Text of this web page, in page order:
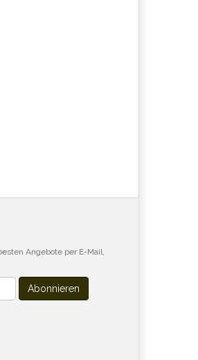
Angebote per E-Mail,
Abonnieren